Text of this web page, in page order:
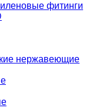
фитинги
нержавеющие